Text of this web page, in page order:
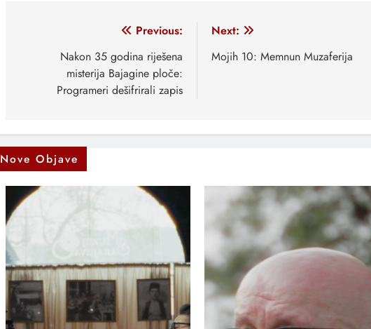
članaka
Previous:
Nakon 35 godina riješena
misterija Bajagine ploče:
Programeri dešifrirali zapis
Next:
Mojih 10: Memnun Muzaferija
Nove Objave